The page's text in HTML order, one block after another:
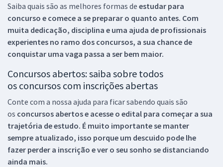
Saiba quais são as melhores formas de estudar para
concurso e comece a se preparar o quanto antes. Com
muita dedicação, disciplina e uma ajuda de profissionais
experientes no ramo dos concursos, a sua chance de
conquistar uma vaga passa a ser bem maior.
Concursos abertos: saiba sobre todos
os concursos com inscrições abertas
Conte com a nossa ajuda para ficar sabendo quais são
os concursos abertos e acesse o edital para começar a sua
trajetória de estudo. É muito importante se manter
sempre atualizado, isso porque um descuido pode lhe
fazer perder a inscrição e ver o seu sonho se distanciando
ainda mais.